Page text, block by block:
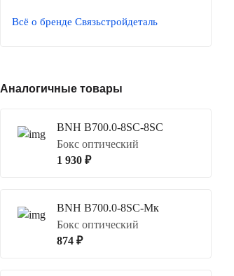
Всё о бренде Связьстройдеталь
Аналогичные товары
BNH B700.0-8SC-8SC
Бокс оптический
1 930 ₽
BNH B700.0-8SC-Мк
Бокс оптический
874 ₽